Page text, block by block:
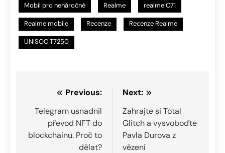
Mobil pro nenáročné Realme realme C71
Realme mobile Recenze Recenze Realme
UNISOC T7250
Navigace
pro
příspěvek
Previous:
Telegram usnadnil
převod NFT do
blockchainu. Proč to
dělat?
Next:
Zahrajte si Total
Glitch a vysvoboďte
Pavla Durova z
vězení